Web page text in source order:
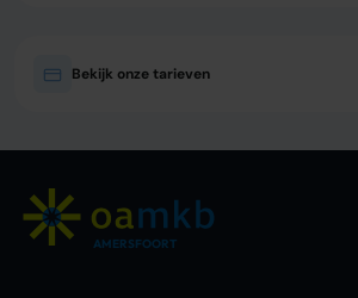
Bekijk onze tarieven
AMERSFOORT